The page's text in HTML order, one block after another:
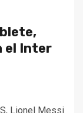
el Inter
Lionel Messi